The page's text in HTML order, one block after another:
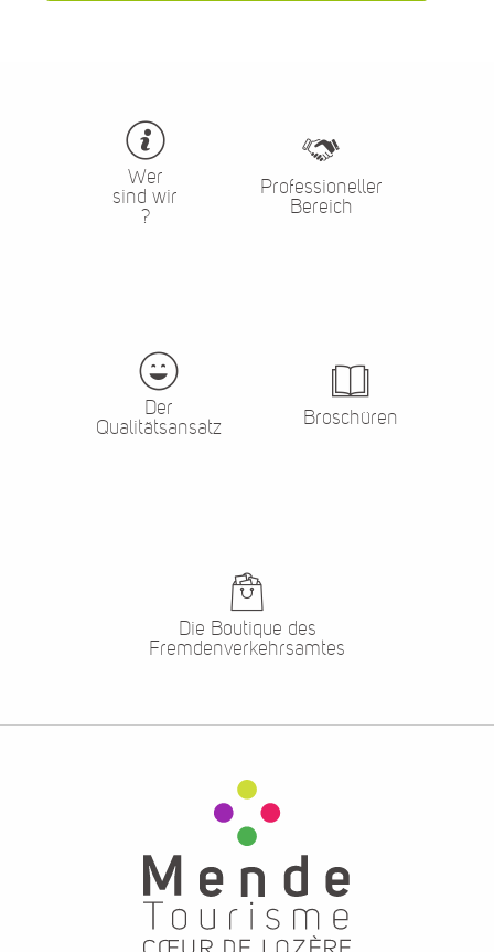
Wer
sind wir
?
Professioneller
Bereich
Der
Qualitätsansatz
Broschüren
Die Boutique des
Fremdenverkehrsamtes